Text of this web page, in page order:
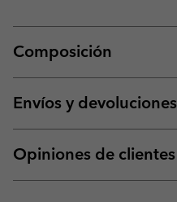
Composición
Envíos y devoluciones
Opiniones de clientes